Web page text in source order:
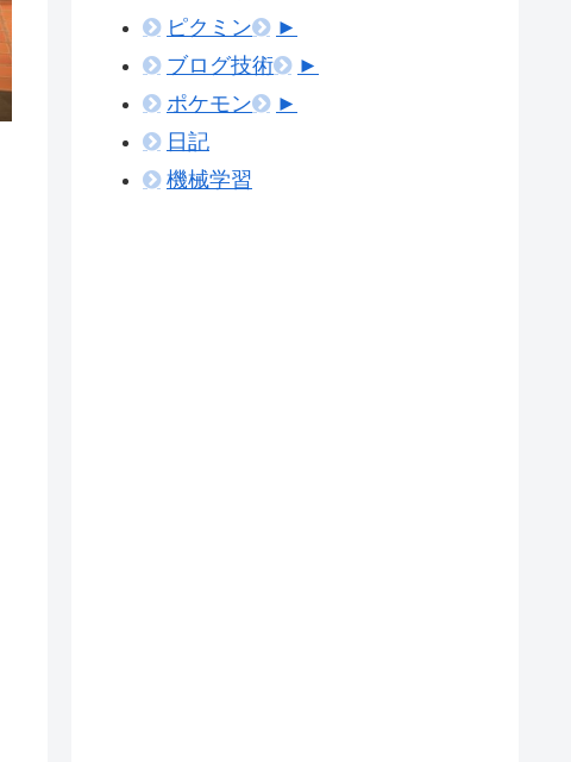
ピクミン
►
ブログ技術
►
ポケモン
►
日記
機械学習